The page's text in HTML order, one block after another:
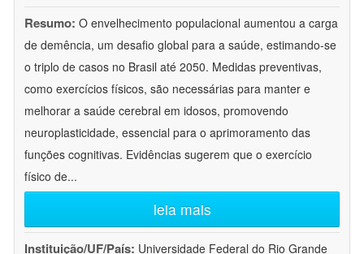
Resumo: O envelhecimento populacional aumentou a carga
de demência, um desafio global para a saúde, estimando-se
o triplo de casos no Brasil até 2050. Medidas preventivas,
como exercícios físicos, são necessárias para manter e
melhorar a saúde cerebral em idosos, promovendo
neuroplasticidade, essencial para o aprimoramento das
funções cognitivas. Evidências sugerem que o exercício
físico de...
leia mais
Instituição/UF/País: Universidade Federal do Rio Grande